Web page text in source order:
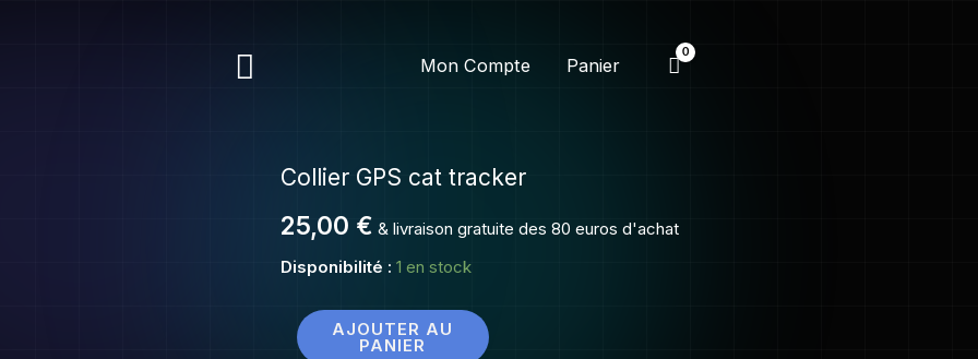
Rechercher Mon Compte Panier
Collier GPS cat tracker
25,00 € & livraison gratuite des 80 euros d'achat
Disponibilité : 1 en stock
quantité
Collier
GPS
tracker AJOUTER AU
PANIER
cat